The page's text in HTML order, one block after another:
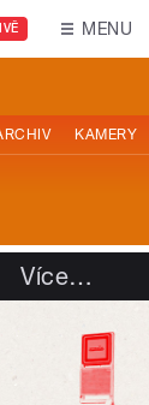
MENU
KAMERY
Více…